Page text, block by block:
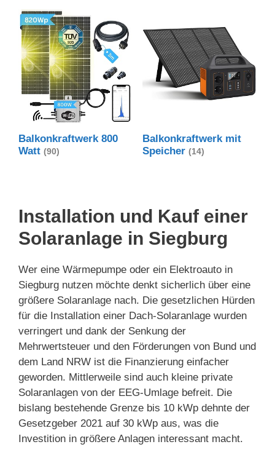
Balkonkraftwerk 800
Watt (90)
Balkonkraftwerk mit
Speicher (14)
Installation und Kauf einer
Solaranlage in Siegburg
Wer eine Wärmepumpe oder ein Elektroauto in
Siegburg nutzen möchte denkt sicherlich über eine
größere Solaranlage nach. Die gesetzlichen Hürden
für die Installation einer Dach-Solaranlage wurden
verringert und dank der Senkung der
Mehrwertsteuer und den Förderungen von Bund und
dem Land NRW ist die Finanzierung einfacher
geworden. Mittlerweile sind auch kleine private
Solaranlagen von der EEG-Umlage befreit. Die
bislang bestehende Grenze bis 10 kWp dehnte der
Gesetzgeber 2021 auf 30 kWp aus, was die
Investition in größere Anlagen interessant macht.